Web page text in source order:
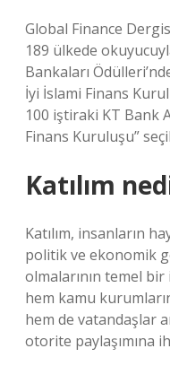
Global Finance
189 ülkede
Bankaları
İyi İslami Finans
100 iştiraki KT Bank
Finans Kuruluşu”
Katılım
Katılım, insanların
politik ve ekonomik
olmalarının temel bir
hem kamu
hem de vatandaşlar
otorite paylaşımına